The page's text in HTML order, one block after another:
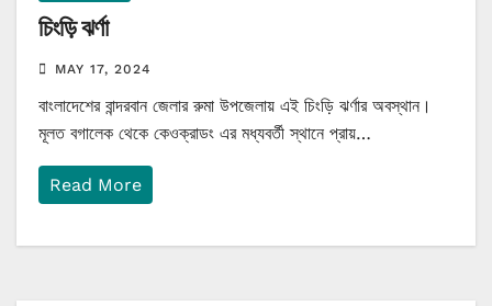
চিংড়ি ঝর্ণা
MAY 17, 2024
বাংলাদেশের বান্দরবান জেলার রুমা উপজেলায় এই চিংড়ি ঝর্ণার অবস্থান।
মূলত বগালেক থেকে কেওক্রাডং এর মধ্যবর্তী স্থানে প্রায়…
Read More